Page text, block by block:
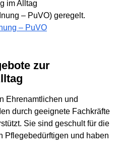
im Alltag
– PuVO) geregelt.
– PuVO
Ehrenamtlichen und
durch geeignete Fachkräfte
Sie sind geschult für die
Pflegebedürftigen und haben